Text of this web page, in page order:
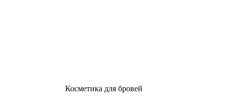
Косметика для бровей